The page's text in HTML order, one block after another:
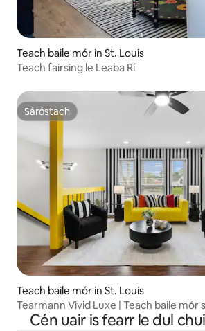
Teach baile mór in St. Louis
Teach fairsing le Leaba Rí
Sáróstach
Sáróstach
Teach baile mór in St. Louis
Tearmann Vivid Luxe | Teach baile mór
sheomra leapa
Cén uair is fearr le dul